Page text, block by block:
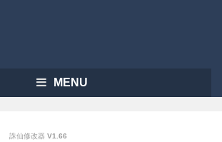
MENU
誅仙修改器 V1.66